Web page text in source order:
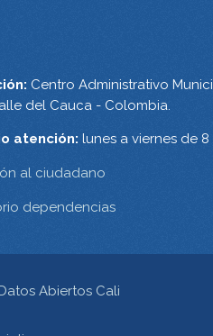
Centro Administrativo
del Cauca - Colombia.
atención: lunes a viernes de 8
al ciudadano
dependencias
Abiertos Cali